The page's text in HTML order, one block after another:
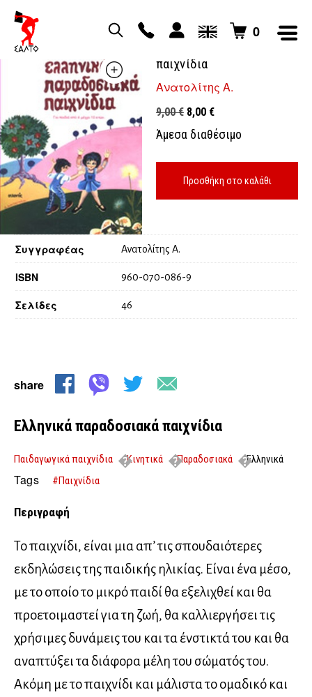
0
παιχνίδια
Ανατολίτης Α.
9,00€ Original
price
9,00 €.
8,00 €Η
τρέχουσα
τιμή
είναι:
8,00 €.
Άμεσα διαθέσιμο
Προσθήκη στο καλάθι
Συγγραφέας Ανατολίτης Α.
ISBN 960-070-086-9
Σελίδες 46
share
Ελληνικά παραδοσιακά παιχνίδια
Παιδαγωγικά παιχνίδια Κινητικά Παραδοσιακά
Ελληνικά
παραδοσιακά παιχνίδια
Tags #Παιχνίδια
Περιγραφή
Το παιχνίδι, είναι μια απ’ τις σπουδαιότερες
εκδηλώσεις της παιδικής ηλικίας. Είναι ένα μέσο,
με το οποίο το μικρό παιδί θα εξελιχθεί και θα
προετοιμαστεί για τη ζωή, θα καλλιεργήσει τις
χρήσιμες δυνάμεις του και τα ένστικτά του και θα
αναπτύξει τα διάφορα μέλη του σώματός του.
Ακόμη με το παιχνίδι και μάλιστα το ομαδικό και